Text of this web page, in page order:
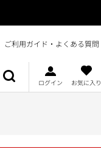
ご利用ガイド・よくある質問
ログイン お気に入り